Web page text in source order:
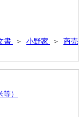
書 ＞ 小野家 ＞ 商売
）